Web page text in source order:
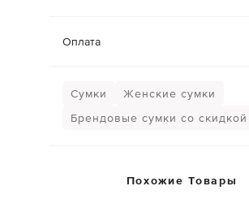
Оплата
Сумки
Женские сумки
Брендовые сумки со скидкой
Похожие Товары